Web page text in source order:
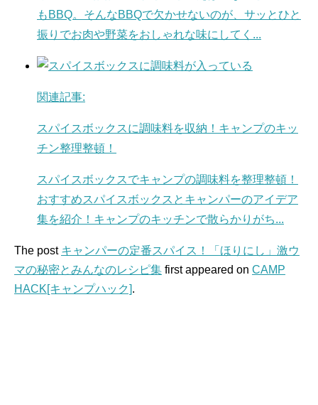
もBBQ。そんなBBQで欠かせないのが、サッとひと
振りでお肉や野菜をおしゃれな味にしてく...
関連記事:
スパイスボックスに調味料を収納！キャンプのキッ
チン整理整頓！
スパイスボックスでキャンプの調味料を整理整頓！
おすすめスパイスボックスとキャンパーのアイデア
集を紹介！キャンプのキッチンで散らかりがち...
The post キャンパーの定番スパイス！「ほりにし」激ウ
マの秘密とみんなのレシピ集 first appeared on CAMP
HACK[キャンプハック].